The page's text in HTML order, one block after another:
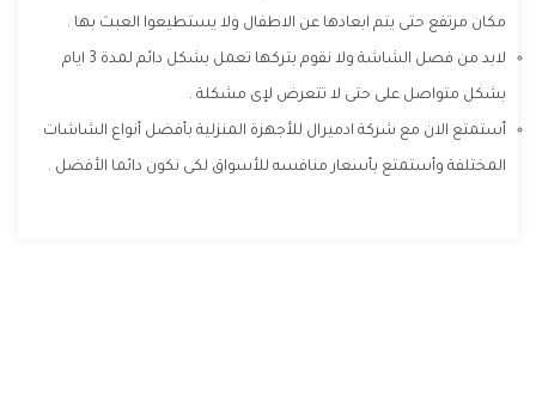
مكان مرتفع حتى يتم ابعادها عن الاطفال ولا يستطيعوا العبث بها .
لابد من فصل الشاشة ولا نقوم بتركها تعمل بشكل دائم لمدة 3 ايام
بشكل متواصل على حتى لا تتعرض لإى مشكلة .
أستمتع الان مع شركة ادميرال للأجهزة المنزلية بأفضل أنواع الشاشات
المختلفة وأستمتع بأسعار منافسه للأسواق لكى نكون دائما الأفضل .